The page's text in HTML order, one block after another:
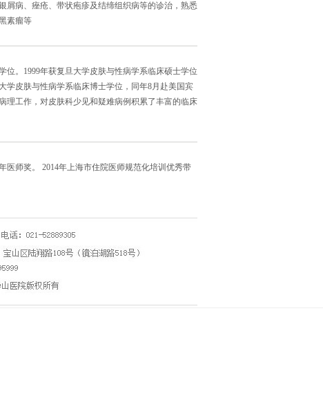
屑病、痤疮、带状疱疹及结缔组织病等的诊治，熟悉
素瘤等
位。1999年获复旦大学皮肤与性病学系临床硕士学位
学皮肤与性病学系临床博士学位，同年8月赴美国宾
理工作，对皮肤科少见和疑难病例积累了丰富的临床
医师奖。 2014年上海市住院医师规范化培训优秀带